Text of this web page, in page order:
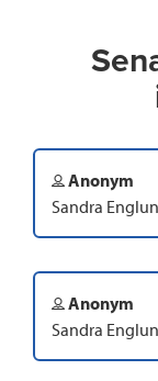
Anonym
Sandra
Anonym
Sandra